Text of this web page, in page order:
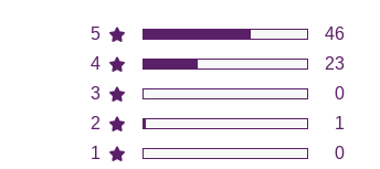
5
4
3
2
1
46
23
0
1
0